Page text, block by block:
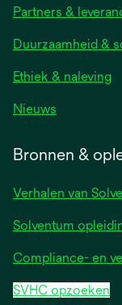
Partners &
Duurzaamheid &
Ethiek & naleving
Nieuws
Bronnen &
Verhalen van
Solventum
Compliance- en
SVHC opzoeken